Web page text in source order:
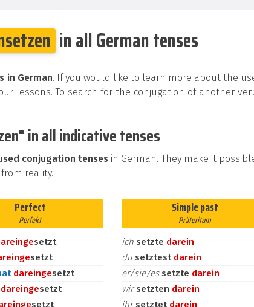
in all German tenses
in German. If you would like to learn more about the
lessons. To search for the conjugation of another
in all indicative tenses
conjugation tenses in German. They make it
reality.
Perfect
Perfekt
gesetzt
gesetzt
dareingesetzt
dareingesetzt
gesetzt
Simple past
Präteritum
ich setzte darein
du setztest darein
er/sie/es setzte darein
wirsetzten darein
ihrsetztet darein